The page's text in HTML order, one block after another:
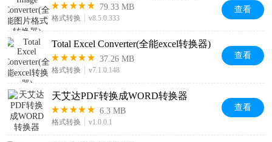
79.33 MB
格式转换 v8.5.0.333
查看
Total Excel Converter(全能excel转换器)
37.26 MB
格式转换 v7.1.0.148
查看
天艾达PDF转换成WORD转换器
6.3 MB
格式转换 v1.0.0.1
查看